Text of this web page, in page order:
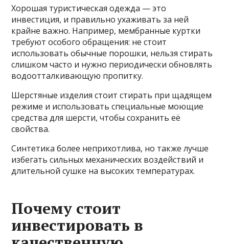
Хорошая туристическая одежда — это
инвестиция, и правильно ухаживать за ней
крайне важно. Например, мембранные куртки
требуют особого обращения: не стоит
использовать обычные порошки, нельзя стирать
слишком часто и нужно периодически обновлять
водоотталкивающую пропитку.
Шерстяные изделия стоит стирать при щадящем
режиме и использовать специальные моющие
средства для шерсти, чтобы сохранить её
свойства.
Синтетика более неприхотлива, но также лучше
избегать сильных механических воздействий и
длительной сушке на высоких температурах.
Почему стоит
инвестировать в